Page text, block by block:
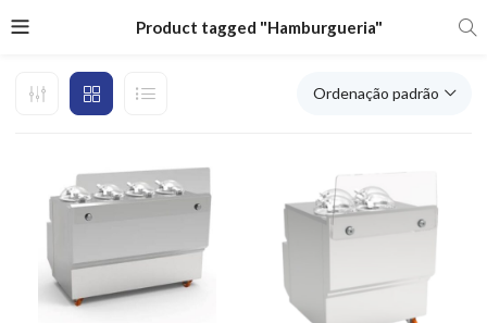
Product tagged "Hamburgueria"
Ordenação padrão